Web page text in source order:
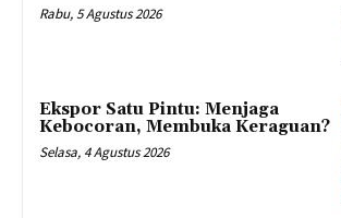
Rabu, 5 Agustus 2026
Ekspor Satu Pintu: Menjaga
Kebocoran, Membuka Keraguan?
Selasa, 4 Agustus 2026